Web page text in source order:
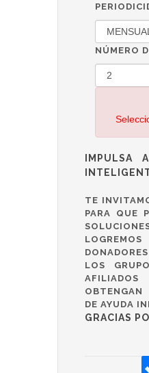
NÚMERO
IMPULSA
TE
PARA QUE
LOS
OBTENGAN
DE AYUDA
GRACIAS